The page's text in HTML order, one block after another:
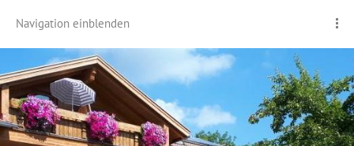
Navigation einblenden